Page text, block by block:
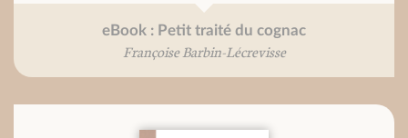
eBook : Petit traité du cognac
Françoise Barbin-Lécrevisse